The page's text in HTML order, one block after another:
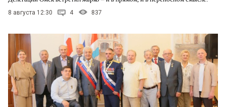
8 августа 12:30 4 837